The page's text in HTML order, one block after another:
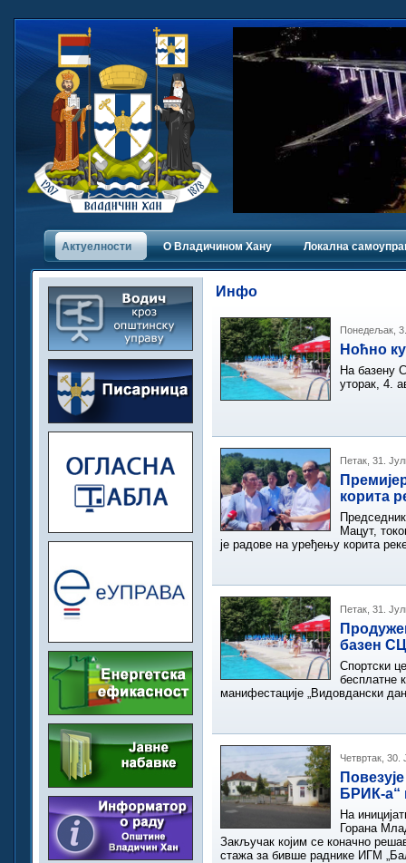
Актуелности О Владичинoм Хану Локална
Инфо
Понедељак,
Ноћно
На базену
уторак, 4.
Петак, 31.
корита
Мацут,
је радове на уређењу корита
Петак, 31.
базен
Спортски
бесплатне
манифестације „Видовдански
Четвртак, 30.
БРИК-
На
Горана
Закључак којим се коначно
стажа за бивше раднике ИГМ